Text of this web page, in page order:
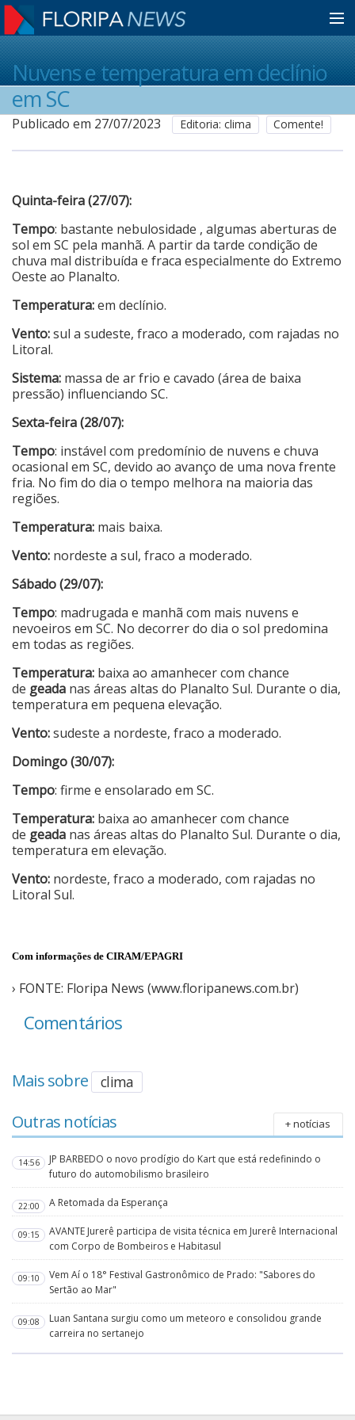
Home
Notícias
Classificados
Guia de Serviços
Anuncie
Cinema
Agenda Cultural
Anuncie
Nuvens e temperatura em declínio
em SC
Publicado em 27/07/2023 Editoria: clima Comente!
Quinta-feira (27/07):
Tempo: bastante nebulosidade , algumas aberturas de
sol em SC pela manhã. A partir da tarde condição de
chuva mal distribuída e fraca especialmente do Extremo
Oeste ao Planalto.
Temperatura:em declínio.
Vento:sul a sudeste, fraco a moderado, com rajadas no
Litoral.
Sistema: massa de ar frio e cavado (área de baixa
pressão) influenciando SC.
Sexta-feira (28/07):
Tempo: instável com predomínio de nuvens e chuva
ocasional em SC, devido ao avanço de uma nova frente
fria. No fim do dia o tempo melhora na maioria das
regiões.
Temperatura: mais baixa.
Vento: nordeste a sul, fraco a moderado.
Sábado (29/07):
Tempo: madrugada e manhã com mais nuvens e
nevoeiros em SC. No decorrer do dia o sol predomina
em todas as regiões.
Temperatura: baixa ao amanhecer com chance
de geada nas áreas altas do Planalto Sul. Durante o dia,
temperatura em pequena elevação.
Vento:sudeste a nordeste, fraco a moderado.
Domingo (30/07):
Tempo: firme e ensolarado em SC.
Temperatura: baixa ao amanhecer com chance
de geada nas áreas altas do Planalto Sul. Durante o dia,
temperatura em elevação.
Vento: nordeste, fraco a moderado, com rajadas no
Litoral Sul.
Com informações de CIRAM/EPAGRI
› FONTE: Floripa News (www.floripanews.com.br)
Comentários
Mais sobre clima
Outras notícias + notícias
14:56
JP BARBEDO o novo prodígio do Kart que está redefinindo o
futuro do automobilismo brasileiro
22:00 A Retomada da Esperança
09:15
AVANTE Jurerê participa de visita técnica em Jurerê Internacional
com Corpo de Bombeiros e Habitasul
09:10
Vem Aí o 18° Festival Gastronômico de Prado: "Sabores do
Sertão ao Mar"
09:08
Luan Santana surgiu como um meteoro e consolidou grande
carreira no sertanejo